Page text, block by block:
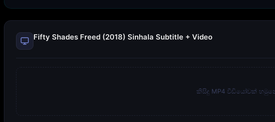
Fifty Shades Freed (2018) Sinhala Subtitle + Video
කිසිදු MP4 වීඩියෝවක්